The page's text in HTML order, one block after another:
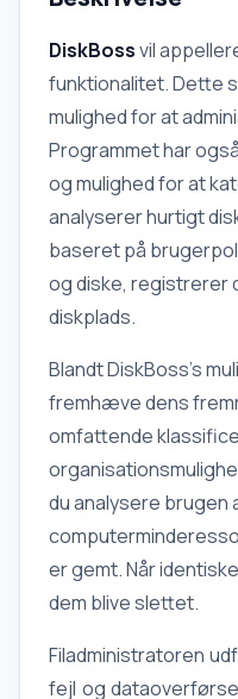
DiskBossvil
funktionalitet. Dette
mulighed for at
Programmet har
og mulighed for at
analyserer hurtigt
baseret på
og diske, registrerer
diskplads.
Blandt DiskBoss's
fremhæve dens
omfattende
du analysere brugen
er gemt. Når
dem blive slettet.
Filadministratoren
fejl og